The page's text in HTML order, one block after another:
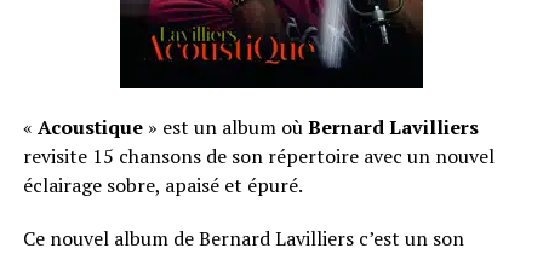
« Acoustique» est un album oùBernard Lavilliers
revisite 15 chansons de son répertoire avec un nouvel
éclairage sobre, apaisé et épuré.
Ce nouvel album de Bernard Lavilliers c’est un son